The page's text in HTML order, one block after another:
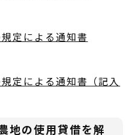
定による通知書
定による通知書（記入
地の使用貸借を解